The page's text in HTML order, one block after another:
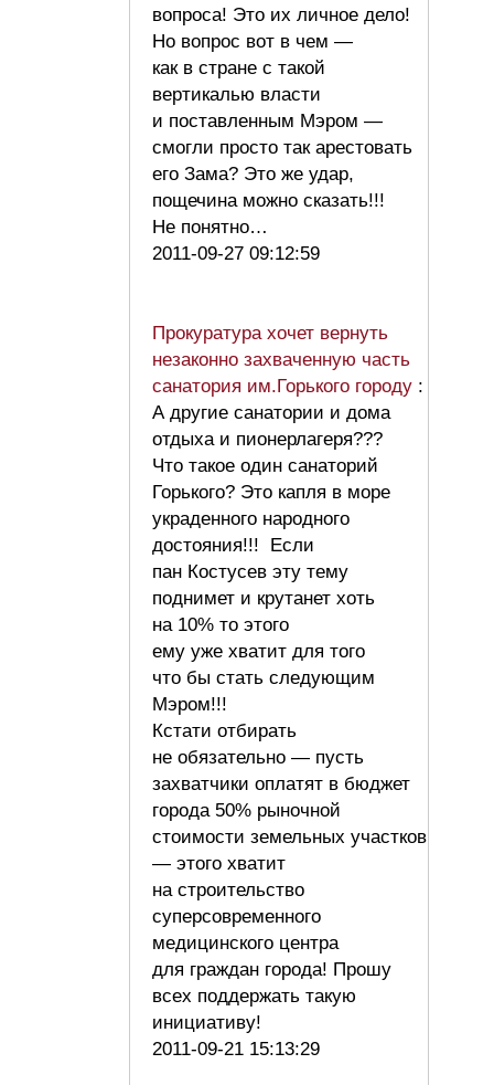
вопроса! Это их личное дело!
Но вопрос вот в чем —
как в стране с такой
вертикалью власти
и поставленным Мэром —
смогли просто так арестовать
его Зама? Это же удар,
пощечина можно сказать!!!
Не понятно…
2011-09-27 09:12:59
Прокуратура хочет вернуть
незаконно захваченную часть
санатория им.Горького городу :
А другие санатории и дома
отдыха и пионерлагеря???
Что такое один санаторий
Горького? Это капля в море
украденного народного
достояния!!! Если
пан Костусев эту тему
поднимет и крутанет хоть
на 10% то этого
ему уже хватит для того
что бы стать следующим
Мэром!!!
Кстати отбирать
не обязательно — пусть
захватчики оплатят в бюджет
города 50% рыночной
стоимости земельных участков
— этого хватит
на строительство
суперсовременного
медицинского центра
для граждан города! Прошу
всех поддержать такую
инициативу!
2011-09-21 15:13:29